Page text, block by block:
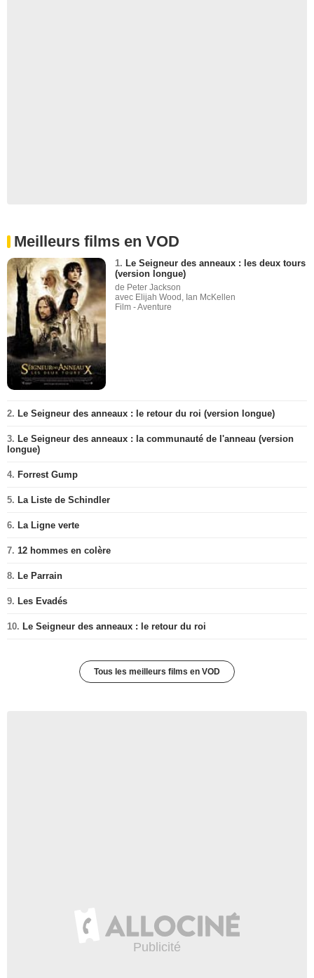
Meilleurs films en VOD
1. Le Seigneur des anneaux : les deux tours
(version longue)
de Peter Jackson
avec Elijah Wood, Ian McKellen
Film - Aventure
2. Le Seigneur des anneaux : le retour du roi (version longue)
3. Le Seigneur des anneaux : la communauté de l'anneau (version
longue)
4. Forrest Gump
5. La Liste de Schindler
6. La Ligne verte
7. 12 hommes en colère
8. Le Parrain
9. Les Evadés
10. Le Seigneur des anneaux : le retour du roi
Tous les meilleurs films en VOD